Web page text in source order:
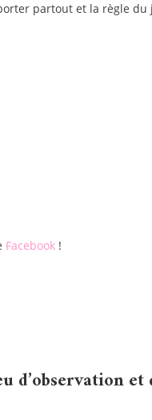
partout et la règle
Facebook !
d’observation